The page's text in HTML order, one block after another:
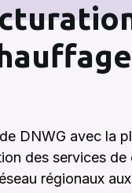
DNWG avec la
des services
régionaux